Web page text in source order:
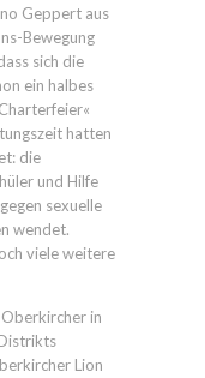
Geppert aus
Bewegung
sich die
ein halbes
hatten
die
und Hilfe
sexuelle
wendet.
viele weitere
in
Lion